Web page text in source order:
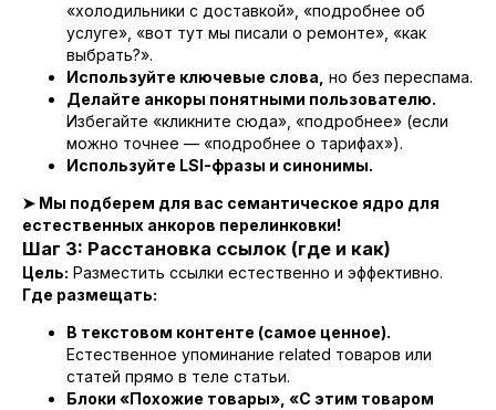
«холодильники с доставкой», «подробнее об
услуге», «вот тут мы писали о ремонте», «как
выбрать?».
Используйте ключевые слова, но без переспама.
Делайте анкоры понятными пользователю.
Избегайте «кликните сюда», «подробнее» (если
можно точнее — «подробнее о тарифах»).
Используйте LSI-фразы и синонимы.
➤ Мы подберем для вас семантическое ядро для
естественных анкоров перелинковки!
Шаг 3: Расстановка ссылок (где и как)
Цель: Разместить ссылки естественно и эффективно.
Где размещать:
В текстовом контенте (самое ценное).
Естественное упоминание related товаров или
статей прямо в теле статьи.
Блоки «Похожие товары», «С этим товаром